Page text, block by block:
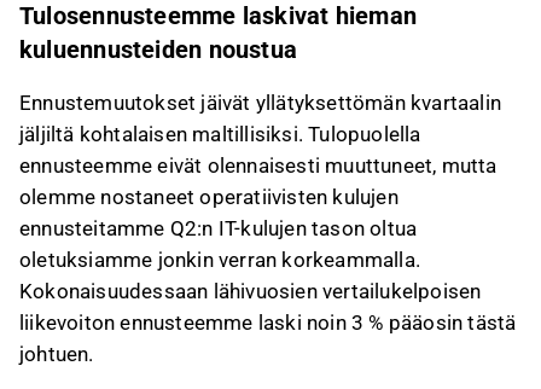
Tulosennusteemme laskivat hieman
kuluennusteiden noustua
Ennustemuutokset jäivät yllätyksettömän kvartaalin
jäljiltä kohtalaisen maltillisiksi. Tulopuolella
ennusteemme eivät olennaisesti muuttuneet, mutta
olemme nostaneet operatiivisten kulujen
ennusteitamme Q2:n IT-kulujen tason oltua
oletuksiamme jonkin verran korkeammalla.
Kokonaisuudessaan lähivuosien vertailukelpoisen
liikevoiton ennusteemme laski noin 3 % pääosin tästä
johtuen.